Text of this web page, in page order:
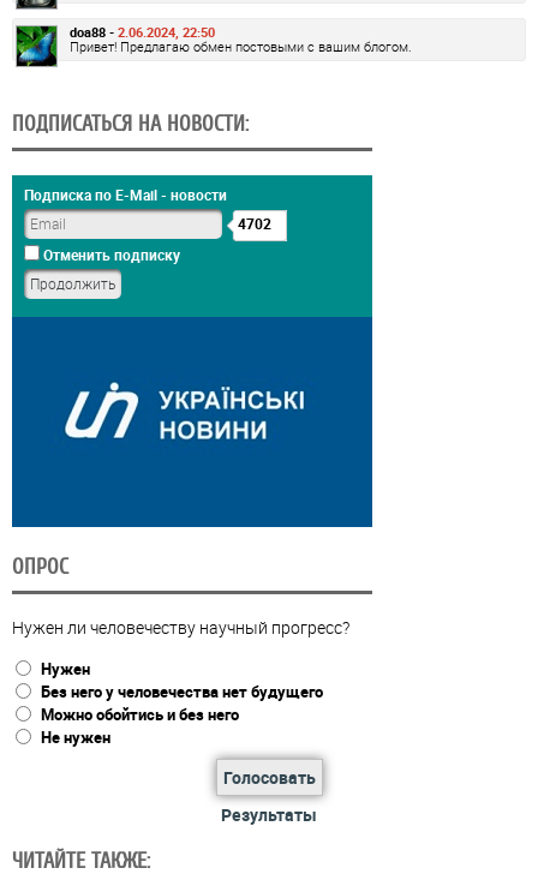
doa88 - 2.06.2024, 22:50
Привет! Предлагаю обмен постовыми с вашим блогом.
ПОДПИСАТЬСЯ НА НОВОСТИ:
Подписка по E-Mail - новости
4702
Отменить подписку
ОПРОС
Нужен ли человечеству научный прогресс?
Нужен
Без него у человечества нет будущего
Можно обойтись и без него
Не нужен
Голосовать
Результаты
ЧИТАЙТЕ ТАКЖЕ: